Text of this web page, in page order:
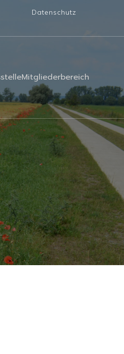
Datenschutz
Mitgliederbereich